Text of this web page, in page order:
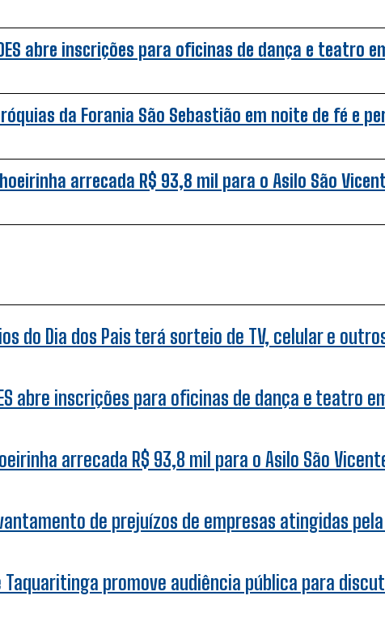
abre inscrições para oficinas de dança e teatro
da Forania São Sebastião em noite de fé e
arrecada R$ 93,8 mil para o Asilo São
do Dia dos Pais terá sorteio de TV, celular e
abre inscrições para oficinas de dança e teatro
arrecada R$ 93,8 mil para o Asilo São
de prejuízos de empresas atingidas
promove audiência pública para